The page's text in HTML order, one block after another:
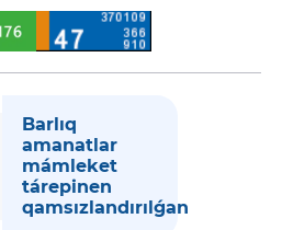
Barlıq
amanatlar
mámleket
tárepinen
qamsızlandırılǵan